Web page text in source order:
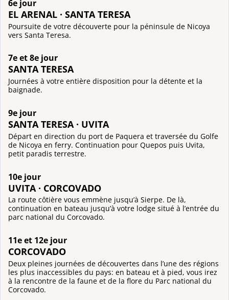
6e jour
EL ARENAL · SANTA TERESA
Poursuite de votre découverte pour la péninsule de Nicoya
vers Santa Teresa.
7e et 8e jour
SANTA TERESA
Journées à votre entière disposition pour la détente et la
baignade.
9e jour
SANTA TERESA · UVITA
Départ en direction du port de Paquera et traversée du Golfe
de Nicoya en ferry. Continuation pour Quepos puis Uvita,
petit paradis terrestre.
10e jour
UVITA · CORCOVADO
La route côtière vous emmène jusqu’à Sierpe. De là,
continuation en bateau jusqu’à votre lodge situé à l’entrée du
parc national du Corcovado.
11e et 12e jour
CORCOVADO
Deux pleines journées de découvertes dans l’une des régions
les plus inaccessibles du pays: en bateau et à pied, vous irez
à la rencontre de la faune et de la flore du Parc national du
Corcovado.